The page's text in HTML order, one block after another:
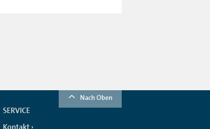
Nach Oben
SERVICE